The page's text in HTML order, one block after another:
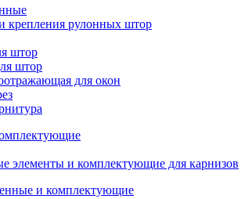
крепления рулонных штор
штор
штор
для окон
элементы и комплектующие для карнизов
и комплектующие